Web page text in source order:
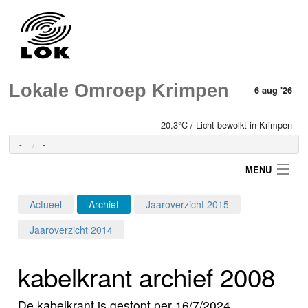
Lokale Omroep Krimpen 6 aug '26
20.3°C / Licht bewolkt in Krimpen
- -
MENU
Programma's
Actueel Archief
Jaaroverzicht 2015
Jaaroverzicht 2014
kabelkrant archief 2008